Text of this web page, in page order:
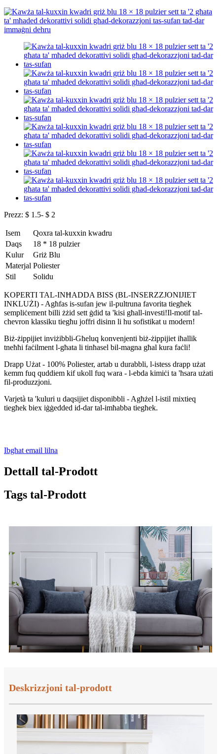
Prezz: $ 1.5- $ 2
Isem
Qoxra tal-kuxxin kwadru
Daqs
18 * 18 pulzier
Kulur
Griż Blu
Materjal Poliester
Stil
Solidu
KOPERTI TAL-INĦADDA BISS (BL-INSERZZJONIJIET
INKLUŻI) - Agħfas is-sufan jew il-pultruna favorita tiegħek
sempliċement billi żżid sett ġdid ta 'kisi għall-investi!Il-motif tal-
chevron klassiku tiegħu joffri disinn li hu sofistikat u modern!
Biż-żippijiet inviżibbli-Għeluq konvenjenti biż-żippijiet iħallik
tneħħi faċilment l-għata li tinħasel bil-magna għal kura faċli!
Drapp Użat - 100% Poliester, artab u durabbli, l-istess drapp użat
kemm fuq quddiem kif ukoll fuq wara - l-ebda kimiċi ta 'ħsara użati
fil-produzzjoni.
Varjetà ta 'kuluri u daqsijiet disponibbli - Agħżel l-istil mixtieq
tiegħek biex iġġedded id-dar tal-imħabba tiegħek.
Ibgħat email lilna
Dettall tal-Prodott
Tags tal-Prodott
Deskrizzjoni tal-prodott